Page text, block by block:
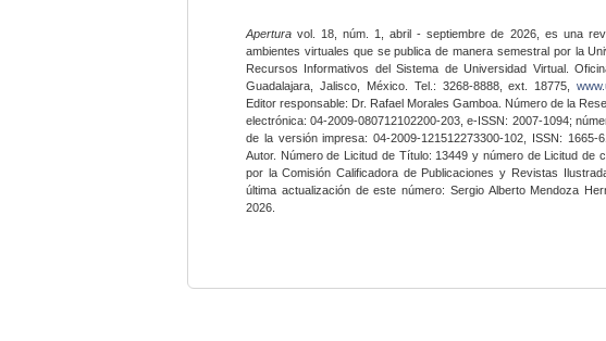
Apertura vol. 18, núm. 1, abril - septiembre de 2026, es una
ambientes virtuales que se publica de manera semestral por la
Recursos Informativos del Sistema de Universidad Virtual.
Guadalajara, Jalisco, México. Tel.: 3268-8888, ext. 18775,
Editor responsable: Dr. Rafael Morales Gamboa. Número de la
electrónica: 04-2009-080712102200-203, e-ISSN: 2007-1094;
de la versión impresa: 04-2009-121512273300-102, ISSN:
Autor. Número de Licitud de Título: 13449 y número de Licitud de
por la Comisión Calificadora de Publicaciones y Revistas
última actualización de este número: Sergio Alberto Mendoza
2026.